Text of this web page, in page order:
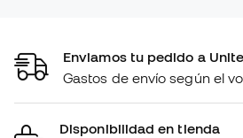
Enviamos tu pedido a
Gastos de envío según el
Disponibilidad en tienda